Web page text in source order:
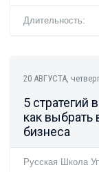
Длительность:
20 АВГУСТА,
5 стратегий
как выбрать
бизнеса
Русская Школа